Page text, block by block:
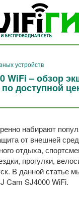
устройств
WiFi – обзор
доступной
набирают
от внешней
отдыха,
прогулки,
В данной статье
Cam SJ4000 WiFi.